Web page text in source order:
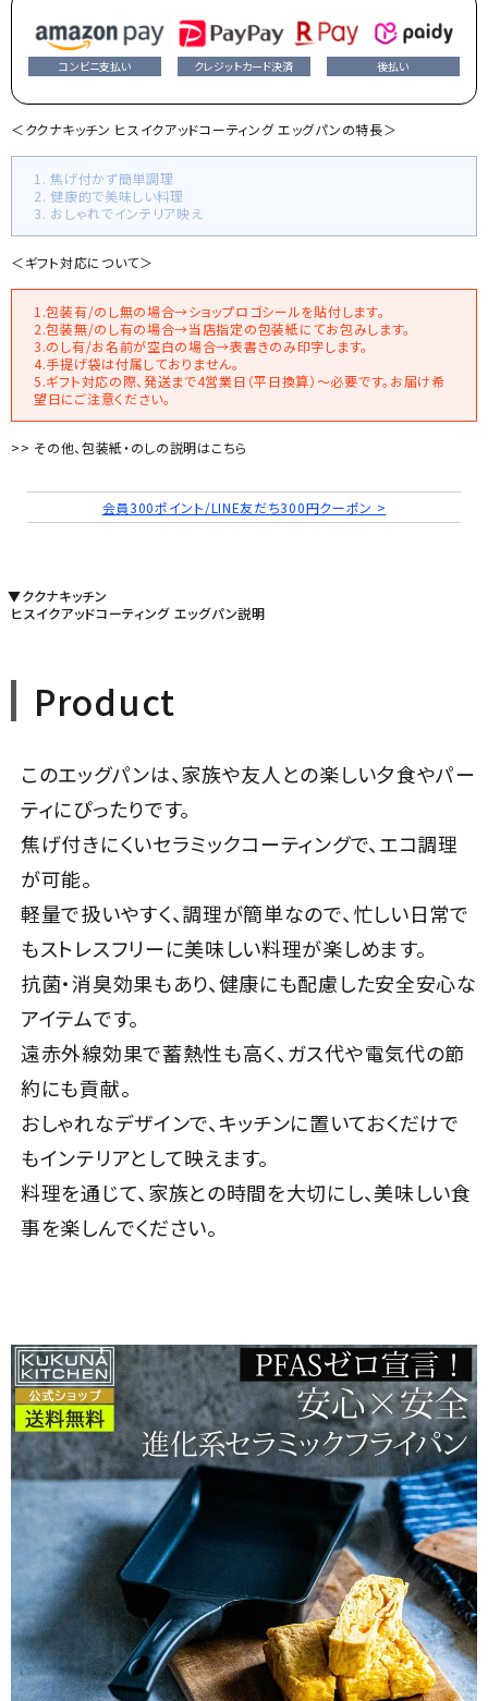
コンビニ支払い クレジットカード決済 後払い
＜ククナキッチン ヒスイクアッドコーティング エッグパンの特長＞
1. 焦げ付かず簡単調理
2. 健康的で美味しい料理
3. おしゃれでインテリア映え
＜ギフト対応について＞
1.包装有/のし無の場合→ショップロゴシールを貼付します。
2.包装無/のし有の場合→当店指定の包装紙にてお包みします。
3.のし有/お名前が空白の場合→表書きのみ印字します。
4.手提げ袋は付属しておりません。
5.ギフト対応の際、発送まで4営業日（平日換算）～必要です。お届け希
望日にご注意ください。
>> その他、包装紙・のしの説明はこちら
会員300ポイント/LINE友だち300円クーポン >
▼ククナキッチン
ヒスイクアッドコーティング エッグパン説明
Product
このエッグパンは、家族や友人との楽しい夕食やパー
ティにぴったりです。
焦げ付きにくいセラミックコーティングで、エコ調理
が可能。
軽量で扱いやすく、調理が簡単なので、忙しい日常で
もストレスフリーに美味しい料理が楽しめます。
抗菌・消臭効果もあり、健康にも配慮した安全安心な
アイテムです。
遠赤外線効果で蓄熱性も高く、ガス代や電気代の節
約にも貢献。
おしゃれなデザインで、キッチンに置いておくだけで
もインテリアとして映えます。
料理を通じて、家族との時間を大切にし、美味しい食
事を楽しんでください。